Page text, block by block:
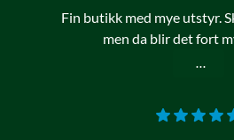
Fin butikk med mye utstyr.
men da blir det fort
...